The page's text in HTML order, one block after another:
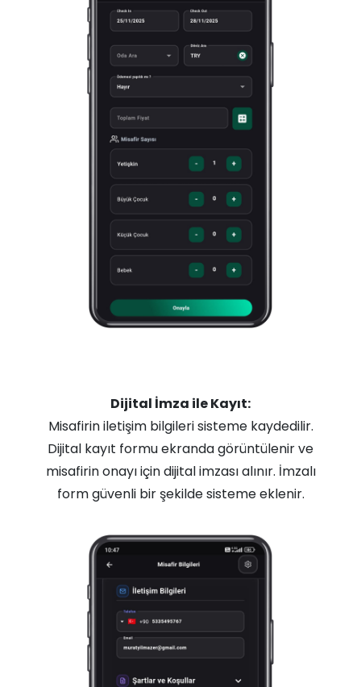
Dijital İmza ile Kayıt:
Misafirin iletişim bilgileri sisteme kaydedilir.
Dijital kayıt formu ekranda görüntülenir ve
misafirin onayı için dijital imzası alınır. İmzalı
form güvenli bir şekilde sisteme eklenir.